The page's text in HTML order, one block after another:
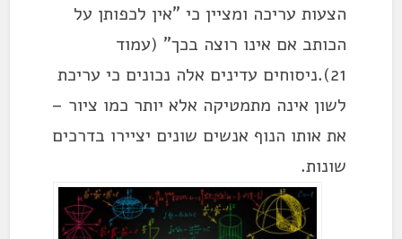
הצעות עריכה ומציין כי "אין לכפותן על
הכותב אם אינו רוצה בכך" (עמוד
21).ניסוחים עדינים אלה נכונים כי עריכת
לשון אינה מתמטיקה אלא יותר כמו ציור –
את אותו הנוף אנשים שונים יציירו בדרכים
שונות.